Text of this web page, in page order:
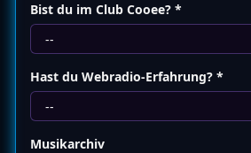
Bist du im Club Cooee? *
Hast du Webradio-Erfahrung? *
Musikarchiv